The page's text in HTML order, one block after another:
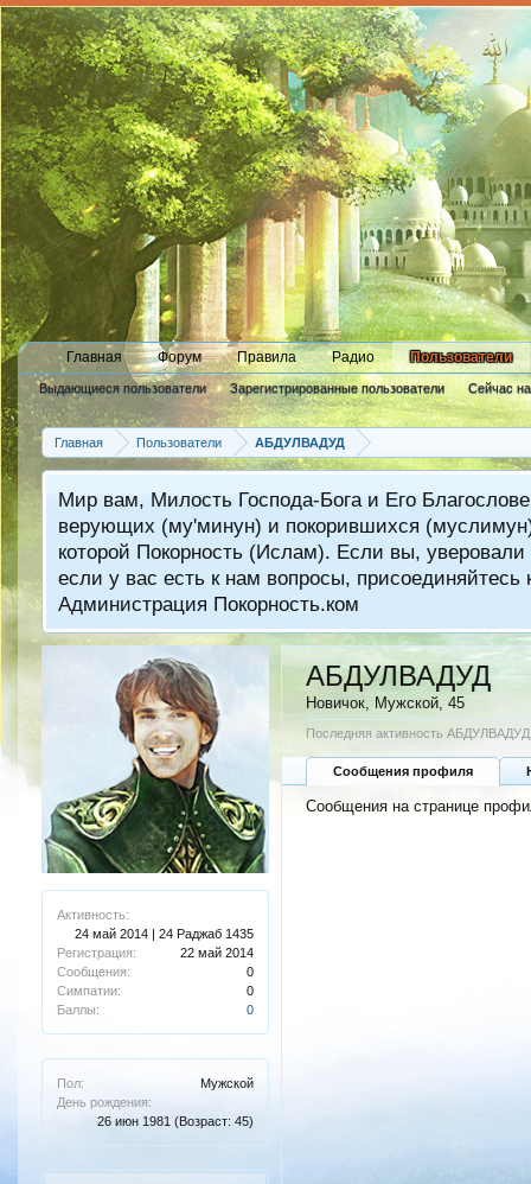
Главная Форум Правила Радио Пользователи
Выдающиеся пользователи Зарегистрированные пользователи Сейчас
Новые сообщения профиля
Главная
Пользователи АБДУЛВАДУД
Мир вам, Милость Господа-Бога и Его
верующих (му'минун) и покорившихся
которой Покорность (Ислам). Если вы,
если у вас есть к нам вопросы,
Администрация Покорность.ком
Активность:
24 май 2014 | 24 Раджаб 1435
Регистрация:
22 май 2014
Сообщения:
0
Симпатии:
0
Баллы:
0
Пол:
Мужской
День рождения:
26 июн 1981 (Возраст: 45)
АБДУЛВАДУД
Новичок , Мужской, 45
Последняя активность
Сообщения профиля
Сообщения на странице